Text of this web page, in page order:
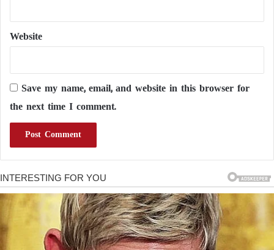
Website
Save my name, email, and website in this browser for
the next time I comment.